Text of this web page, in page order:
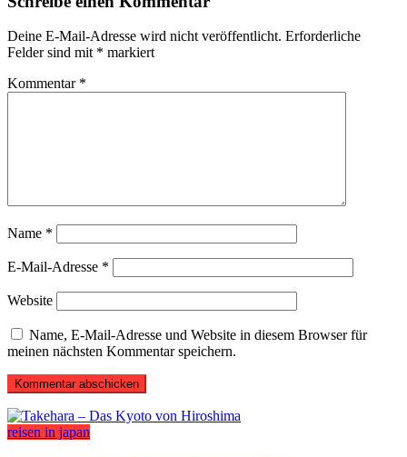
Deine E-Mail-Adresse wird nicht veröffentlicht. Erforderliche
Felder sind mit * markiert
Kommentar *
Name *
E-Mail-Adresse *
Website
Name, E-Mail-Adresse und Website in diesem Browser für
meinen nächsten Kommentar speichern.
reisen in japan